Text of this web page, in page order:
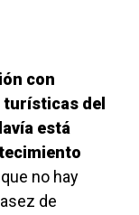
con
del
está
no hay
de